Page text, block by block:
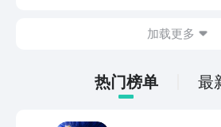
加载更多
热门榜单 最